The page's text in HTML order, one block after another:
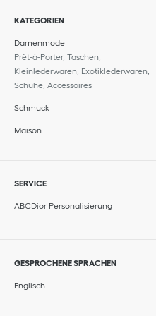
KATEGORIEN
Damenmode
Prêt-à-Porter, Taschen,
Kleinlederwaren, Exotiklederwaren,
Schuhe, Accessoires
Schmuck
Maison
SERVICE
ABCDior Personalisierung
GESPROCHENE SPRACHEN
Englisch